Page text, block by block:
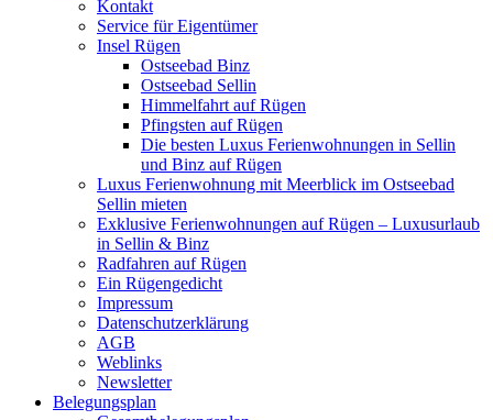
Kontakt
Service für Eigentümer
Insel Rügen
Ostseebad Binz
Ostseebad Sellin
Himmelfahrt auf Rügen
Pfingsten auf Rügen
Die besten Luxus Ferienwohnungen in Sellin
und Binz auf Rügen
Luxus Ferienwohnung mit Meerblick im Ostseebad
Sellin mieten
Exklusive Ferienwohnungen auf Rügen – Luxusurlaub
in Sellin & Binz
Radfahren auf Rügen
Ein Rügengedicht
Impressum
Datenschutzerklärung
AGB
Weblinks
Newsletter
Belegungsplan